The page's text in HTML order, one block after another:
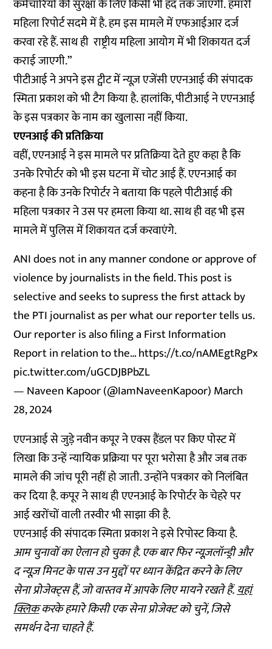
कर्मचारियों की सुरक्षा के लिए किसी भी हद तक जाएगी. हमारी
महिला रिपोर्ट सदमे में है. हम इस मामले में एफआईआर दर्ज
करवा रहे हैं. साथ ही राष्ट्रीय महिला आयोग में भी शिकायत दर्ज
कराई जाएगी.”
पीटीआई ने अपने इस ट्वीट में न्यूज़ एजेंसी एएनआई की संपादक
स्मिता प्रकाश को भी टैग किया है. हालांकि, पीटीआई ने एएनआई
के इस पत्रकार के नाम का खुलासा नहीं किया.
एएनआई की प्रतिक्रिया
वहीं, एएनआई ने इस मामले पर प्रतिक्रिया देते हुए कहा है कि
उनके रिपोर्टर को भी इस घटना में चोट आई हैं. एएनआई का
कहना है कि उनके रिपोर्टर ने बताया कि पहले पीटीआई की
महिला पत्रकार ने उस पर हमला किया था. साथ ही वह भी इस
मामले में पुलिस में शिकायत दर्ज करवाएंगे.
ANI does not in any manner condone or approve of
violence by journalists in the field. This post is
selective and seeks to supress the first attack by
the PTI journalist as per what our reporter tells us.
Our reporter is also filing a First Information
Report in relation to the…https://t.co/nAMEgtRgPx
pic.twitter.com/uGCDJBPbZL
— Naveen Kapoor (@IamNaveenKapoor)March
28, 2024
एएनआई से जुड़े नवीन कपूर ने एक्स हैंडल पर किए पोस्ट में
लिखा कि उन्हें न्यायिक प्रक्रिया पर पूरा भरोसा है और जब तक
मामले की जांच पूरी नहीं हो जाती. उन्होंने पत्रकार को निलंबित
कर दिया है. कपूर ने साथ ही एएनआई के रिपोर्टर के चेहरे पर
आई खरोंचों वाली तस्वीर भी साझा की है.
एएनआई की संपादक स्मिता प्रकाश ने इसे रिपोस्ट किया है.
आम चुनावों का ऐलान हो चुका है. एक बार फिर न्यूज़लॉन्ड्री और
द न्यूज़ मिनट के पास उन मुद्दों पर ध्यान केंद्रित करने के लिए
सेना प्रोजेक्ट्स हैं, जो वास्तव में आपके लिए मायने रखते हैं.यहां
क्लिककरके हमारे किसी एक सेना प्रोजेक्ट को चुनें, जिसे
समर्थन देना चाहते हैं.